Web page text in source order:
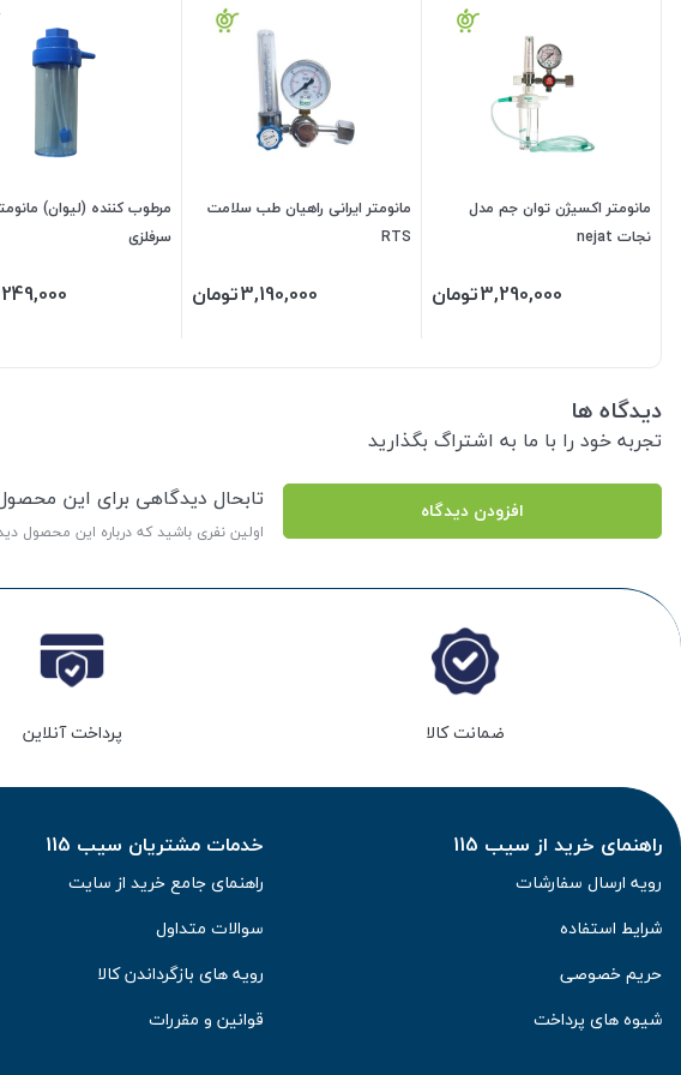
مانومتر اکسیژن توان جم مدل
نجات nejat
3,290,000تومان
مانومتر ایرانی راهیان طب سلامت
RTS
3,190,000تومان
مرطوب کننده (لیوان)
سرفلزی
249,000
دیدگاه ها
تجربه خود را با ما به اشتراگ بگذارید
افزودن دیدگاه تابحال دیدگاهی برای این
اولین نفری باشید که درباره این محصول
ضمانت کالا پرداخت آنلاین
راهنمای خرید از سیب 115
رویه ارسال سفارشات
شرایط استفاده
حریم خصوصی
شیوه های پرداخت
خدمات مشتریان سیب 115
راهنمای جامع خرید از سایت
سوالات متداول
رویه های بازگرداندن کالا
قوانین و مقررات